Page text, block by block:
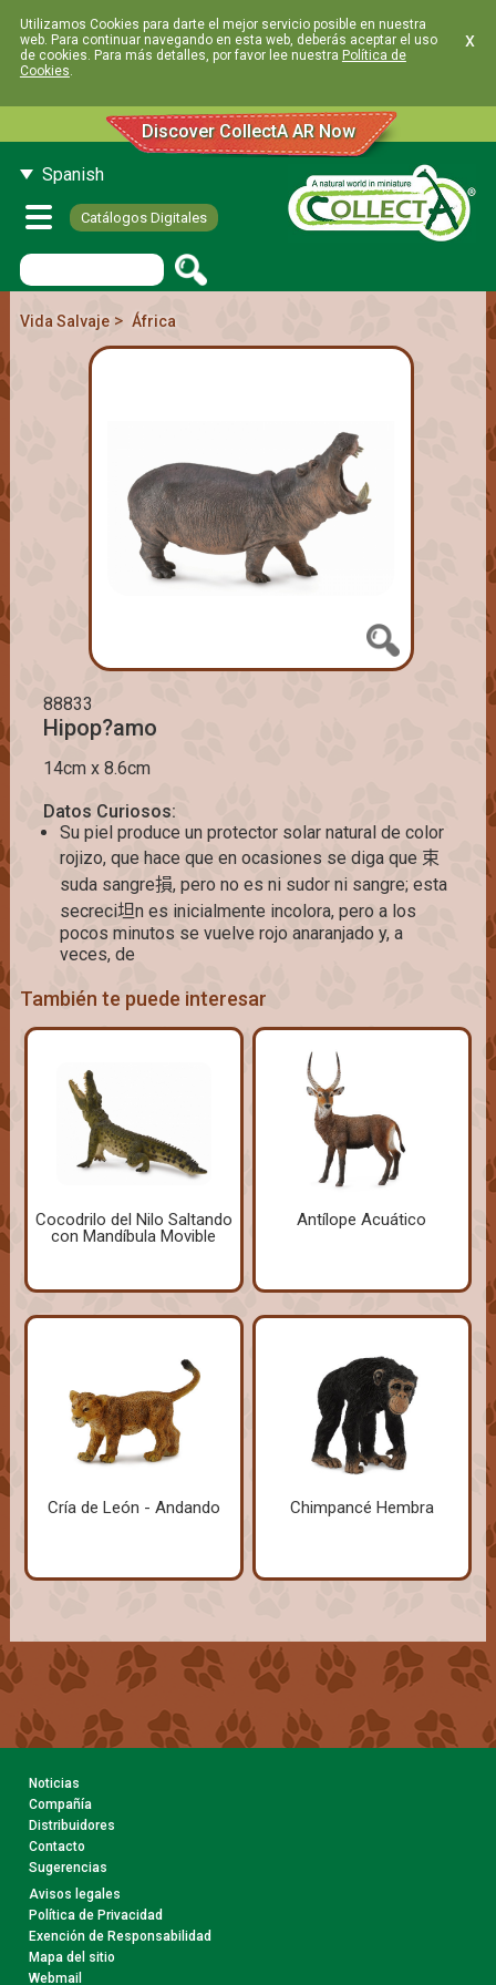
Utilizamos Cookies para darte el mejor servicio posible en nuestra
web. Para continuar navegando en esta web, deberás aceptar el uso
de cookies. Para más detalles, por favor lee nuestra Política de
Cookies.
x
Discover CollectA AR Now
Spanish
Catálogos Digitales
Vida Salvaje> África
88833
Hipop?amo
14cm x 8.6cm
Datos Curiosos:
Su piel produce un protector solar natural de color
rojizo, que hace que en ocasiones se diga que 束
suda sangre損, pero no es ni sudor ni sangre; esta
secreci坦n es inicialmente incolora, pero a los
pocos minutos se vuelve rojo anaranjado y, a
veces, de
También te puede interesar
Cocodrilo del Nilo Saltando
con Mandíbula Movible
Antílope Acuático
Cría de León - Andando Chimpancé Hembra
Noticias
Compañía
Distribuidores
Contacto
Sugerencias
Avisos legales
Política de Privacidad
Exención de Responsabilidad
Mapa del sitio
Webmail